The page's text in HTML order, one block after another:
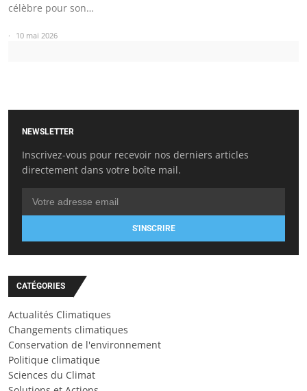
célèbre pour son…
10 mai 2026
NEWSLETTER
Inscrivez-vous pour recevoir nos derniers articles
directement dans votre boîte mail.
S'INSCRIRE
CATÉGORIES
Actualités Climatiques
Changements climatiques
Conservation de l'environnement
Politique climatique
Sciences du Climat